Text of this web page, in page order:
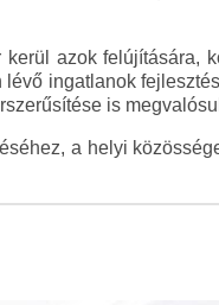
azok felújítására,
ingatlanok
is
a helyi